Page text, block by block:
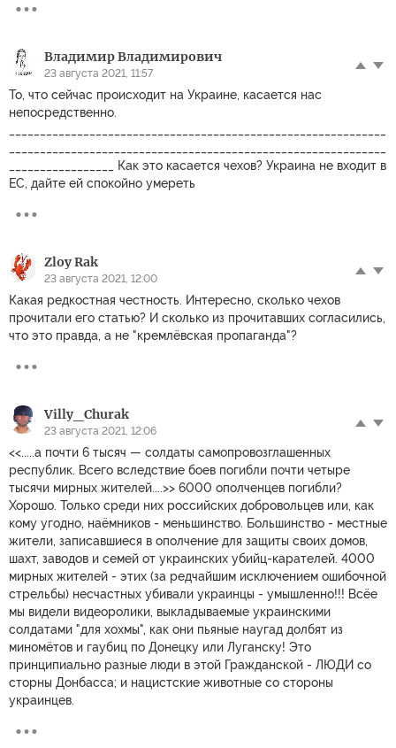
Владимир Владимирович
23 августа 2021, 11:57
То, что сейчас происходит на Украине, касается нас
непосредственно.
_________________ Как это касается чехов? Украина не входит в
ЕС, дайте ей спокойно умереть
Zloy Rak
23 августа 2021, 12:00
Какая редкостная честность. Интересно, сколько чехов
прочитали его статью? И сколько из прочитавших согласились,
что это правда, а не "кремлёвская пропаганда"?
Villy_Churak
23 августа 2021, 12:06
<<.....а почти 6 тысяч — солдаты самопровозглашенных
республик. Всего вследствие боев погибли почти четыре
тысячи мирных жителей....>> 6000 ополченцев погибли?
Хорошо. Только среди них российских добровольцев или, как
кому угодно, наёмников - меньшинство. Большинство - местные
жители, записавшиеся в ополчение для защиты своих домов,
шахт, заводов и семей от украинских убийц-карателей. 4000
мирных жителей - этих (за редчайшим исключением ошибочной
стрельбы) несчастных убивали украинцы - умышленно!!! Всёе
мы видели видеоролики, выкладываемые украинскими
солдатами "для хохмы", как они пьяные наугад долбят из
миномётов и гаубиц по Донецку или Луганску! Это
принципиально разные люди в этой Гражданской - ЛЮДИ со
сторны Донбасса; и нацистские животные со стороны
украинцев.